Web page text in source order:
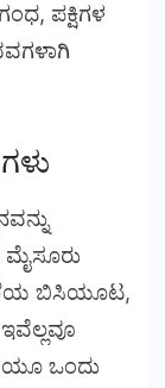
ಪಕ್ಷಿಗಳ
ಬಿಸಿಯೂಟ,
ಒಂದು